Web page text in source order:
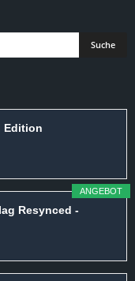
Edition
ANGEBOT
Resynced -